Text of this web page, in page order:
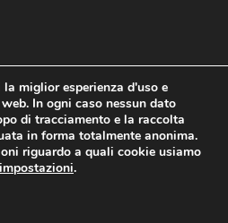
e bilancio
Contatti
Child Protection Policy
| Tutti i diritti riservati | Sede
miglior esperienza d'uso e
In ogni caso nessun dato
di tracciamento e la raccolta
in forma totalmente anonima.
riguardo a quali cookie usiamo
impostazioni.